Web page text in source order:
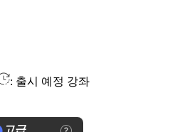
: 출시 예정 강좌
고급